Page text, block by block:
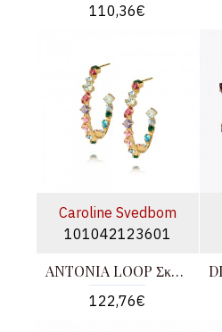
110,36€
Caroline Svedbom
101042123601
ANTONIA LOOP Σκουλαρίκια Χρυσά
122,76€